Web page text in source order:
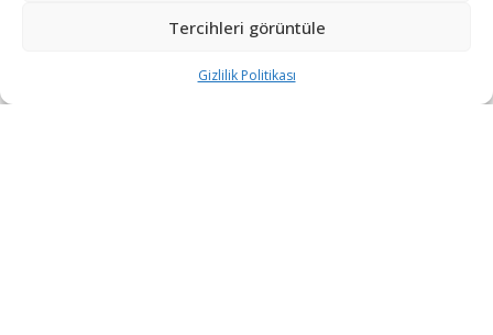
Tercihleri görüntüle
Gizlilik Politikası
Nükleer Yakıt Yükleme Aşaması Tamamlandı